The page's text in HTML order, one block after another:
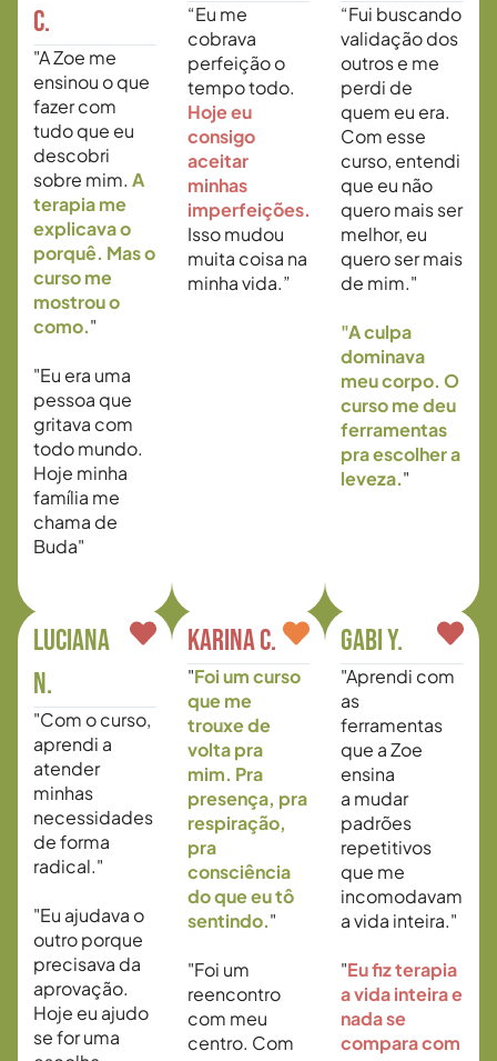
C.
"A Zoe me
ensinou o que
fazer com
tudo que eu
descobri
sobre mim. A
terapia me
explicava o
porquê. Mas o
curso me
mostrou o
como."
"Eu era uma
pessoa que
gritava com
todo mundo.
Hoje minha
família me
chama de
Buda"
“Eu me
cobrava
perfeição o
tempo todo.
Hoje eu
consigo
aceitar
minhas
imperfeições.
Isso mudou
muita coisa na
minha vida.”
“Fui buscando
validação dos
outros e me
perdi de
quem eu era.
Com esse
curso, entendi
que eu não
quero mais ser
melhor, eu
quero ser mais
de mim."
"A culpa
dominava
meu corpo. O
curso me deu
ferramentas
pra escolher a
leveza."
LUCIANA
N.
"Com o curso,
aprendi a
atender
minhas
necessidades
de forma
radical."
"Eu ajudava o
outro porque
precisava da
aprovação.
Hoje eu ajudo
se for uma
Karina C.
"Foi um curso
que me
trouxe de
volta pra
mim. Pra
presença, pra
respiração,
pra
consciência
do que eu tô
sentindo."
"Foi um
reencontro
com meu
centro. Com
Gabi Y.
"Aprendi com
as
ferramentas
que a Zoe
ensina
a mudar
padrões
repetitivos
que me
incomodavam
a vida inteira."
"Eu fiz terapia
a vida inteira e
nada se
compara com